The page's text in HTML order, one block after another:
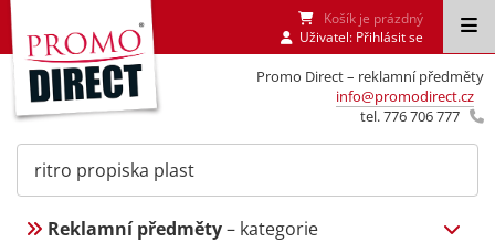
Promo Direct – reklamní předměty
info@promodirect.cz
tel. 776 706 777
Košík je prázdný
Uživatel: Přihlásit se
Reklamní předměty– kategorie